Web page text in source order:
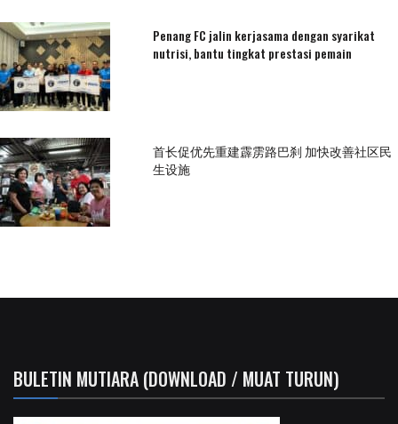
Penang FC jalin kerjasama dengan syarikat
nutrisi, bantu tingkat prestasi pemain
首长促优先重建霹雳路巴刹 加快改善社区民
生设施
BULETIN MUTIARA (DOWNLOAD / MUAT TURUN)